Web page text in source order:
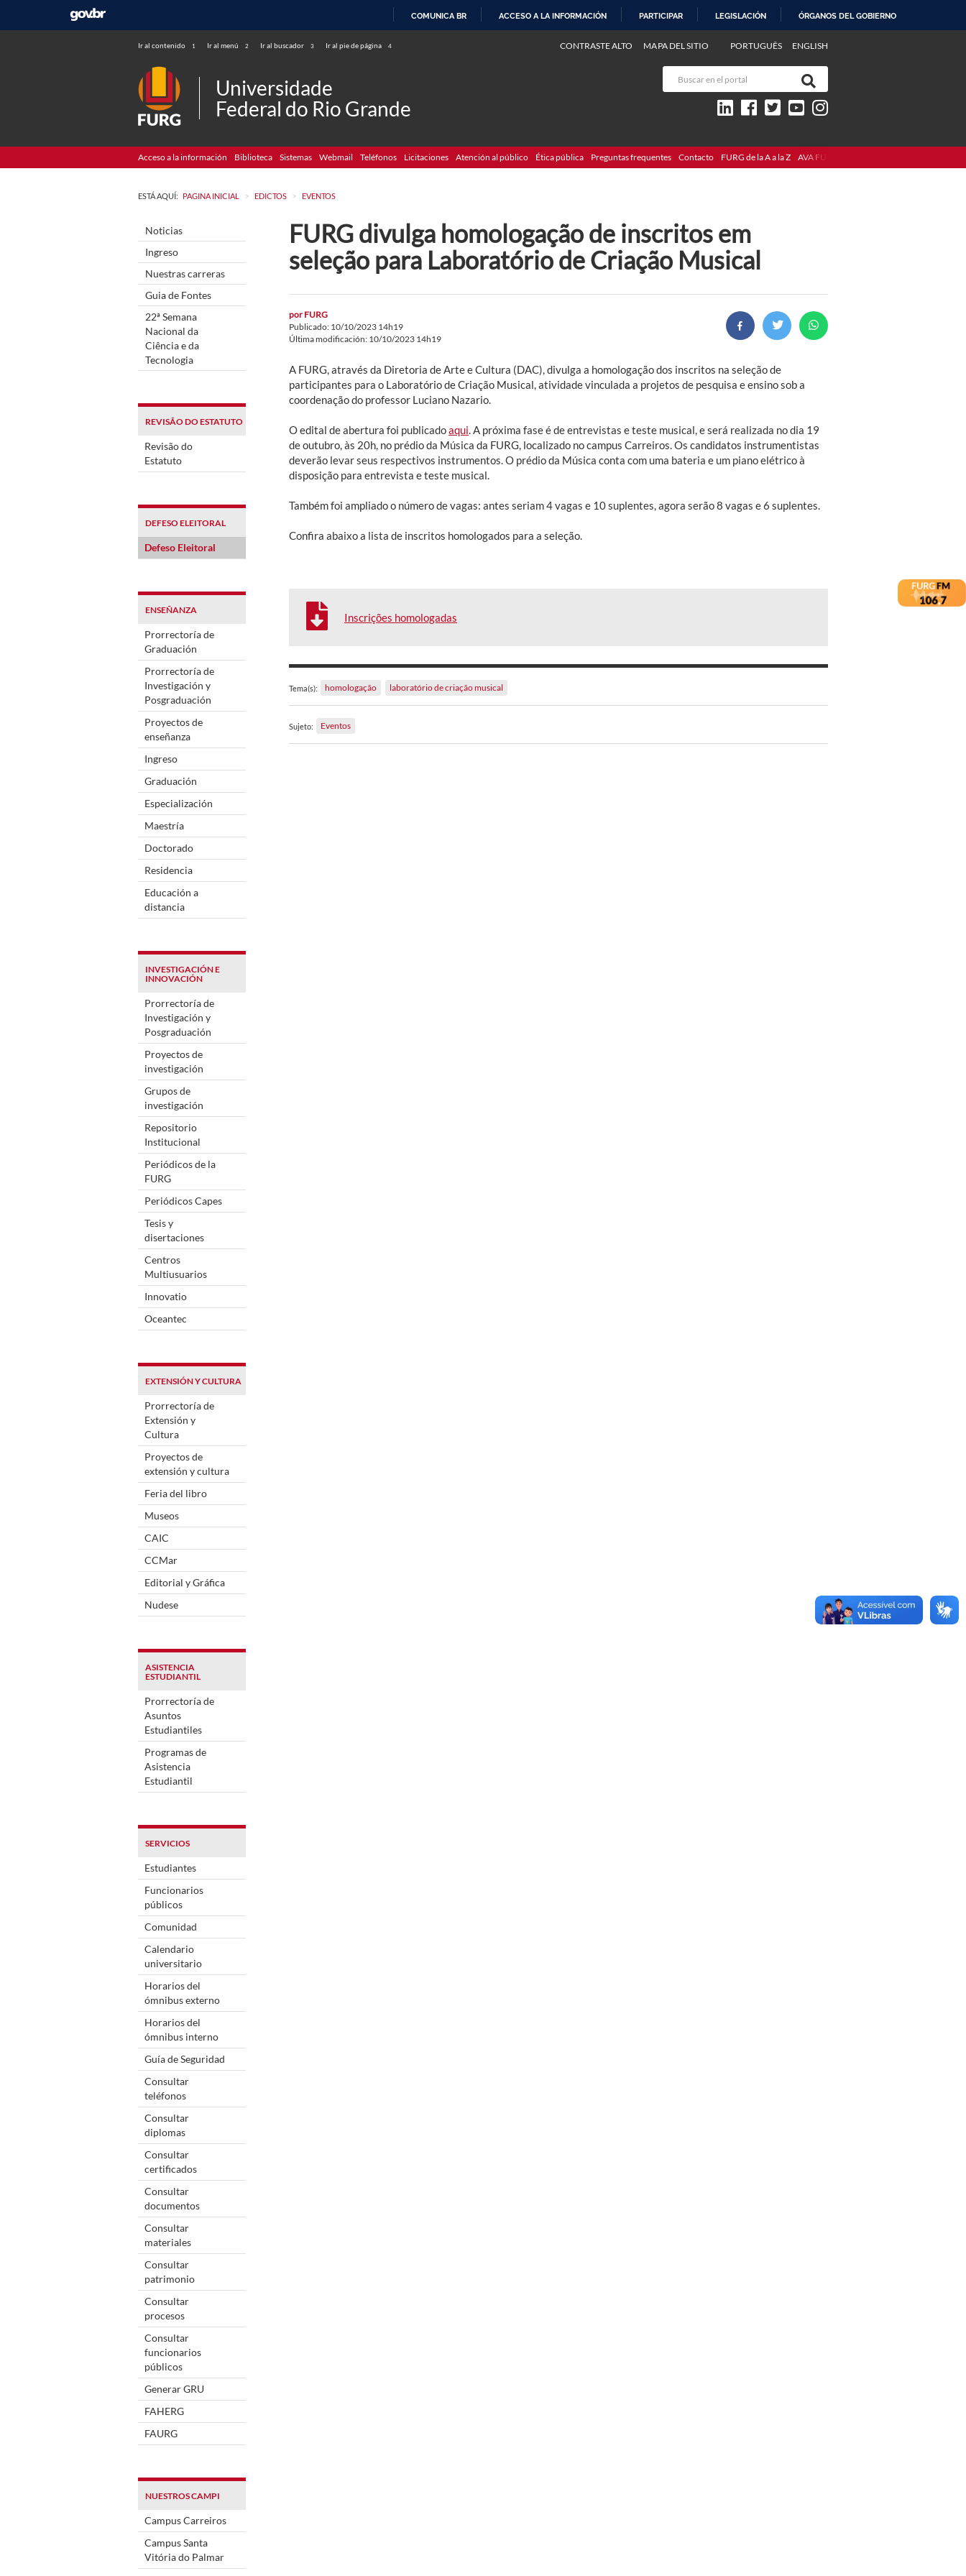
COMUNICA BR ACCESO A LA INFORMACIÓN PARTICIPAR LEGISLACIÓN ÓRGANOS DEL GOBIERNO
Ir al contenido 1 Ir al menú 2 Ir al buscador 3 Ir al pie de página 4 PORTUGUÊS ENGLISH
CONTRASTE ALTO MAPA DEL SITIO
Universidade
Federal do Rio Grande
Acceso a la información Biblioteca Sistemas Webmail Teléfonos Licitaciones Atención al público Ética pública Preguntas frequentes Contacto FURG de la A a la Z AVA FURG
ESTÁ AQUÍ: PAGINA INICIAL > EDICTOS > EVENTOS
Noticias
Ingreso
Nuestras carreras
Guia de Fontes
22ª Semana
Nacional da
Ciência e da
Tecnologia
REVISÃO DO ESTATUTO
Revisão do
Estatuto
DEFESO ELEITORAL
Defeso Eleitoral
ENSEÑANZA
Prorrectoría de
Graduación
Prorrectoría de
Investigación y
Posgraduación
Proyectos de
enseñanza
Ingreso
Graduación
Especialización
Maestría
Doctorado
Residencia
Educación a
distancia
INVESTIGACIÓN E
INNOVACIÓN
Prorrectoría de
Investigación y
Posgraduación
Proyectos de
investigación
Grupos de
investigación
Repositorio
Institucional
Periódicos de la
FURG
Periódicos Capes
Tesis y
disertaciones
Centros
Multiusuarios
Innovatio
Oceantec
EXTENSIÓN Y CULTURA
Prorrectoría de
Extensión y
Cultura
Proyectos de
extensión y cultura
Feria del libro
Museos
CAIC
CCMar
Editorial y Gráfica
Nudese
ASISTENCIA
ESTUDIANTIL
Prorrectoría de
Asuntos
Estudiantiles
Programas de
Asistencia
Estudiantil
SERVICIOS
Estudiantes
Funcionarios
públicos
Comunidad
Calendario
universitario
Horarios del
ómnibus externo
Horarios del
ómnibus interno
Guía de Seguridad
Consultar
teléfonos
Consultar
diplomas
Consultar
certificados
Consultar
documentos
Consultar
materiales
Consultar
patrimonio
Consultar
procesos
Consultar
funcionarios
públicos
Generar GRU
FAHERG
FAURG
NUESTROS CAMPI
Campus Carreiros
Campus Santa
Vitória do Palmar
FURG divulga homologação de inscritos em
seleção para Laboratório de Criação Musical
por FURG
Publicado: 10/10/2023 14h19
Última modificación: 10/10/2023 14h19
A FURG, através da Diretoria de Arte e Cultura (DAC), divulga a homologação dos inscritos na seleção de
participantes para o Laboratório de Criação Musical, atividade vinculada a projetos de pesquisa e ensino sob a
coordenação do professor Luciano Nazario.
O edital de abertura foi publicadoaqui . A próxima fase é de entrevistas e teste musical, e será realizada no dia 19
de outubro, às 20h, no prédio da Música da FURG, localizado no campus Carreiros. Os candidatos instrumentistas
deverão levar seus respectivos instrumentos. O prédio da Música conta com uma bateria e um piano elétrico à
disposição para entrevista e teste musical.
Também foi ampliado o número de vagas: antes seriam 4 vagas e 10 suplentes, agora serão 8 vagas e 6 suplentes.
Confira abaixo a lista de inscritos homologados para a seleção.
Inscrições homologadas
Tema(s): homologação laboratório de criação musical
Sujeto: Eventos